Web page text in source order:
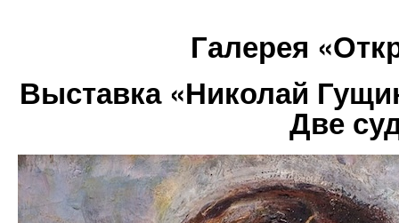
Галерея
Выставка «Николай
Две